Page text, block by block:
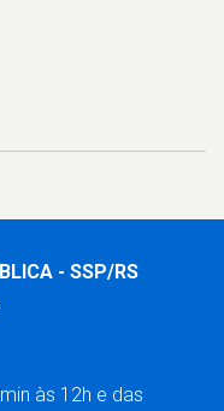
- SSP/RS
às 12h e das